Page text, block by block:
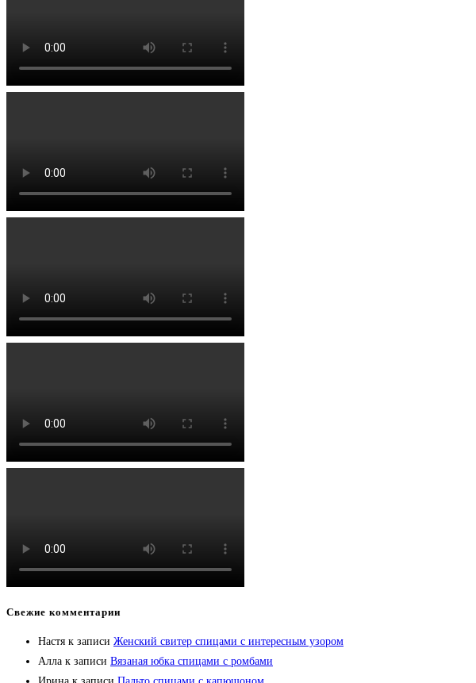
Свежие комментарии
Настя к записи Женский свитер спицами с интересным узором
Алла к записи Вязаная юбка спицами с ромбами